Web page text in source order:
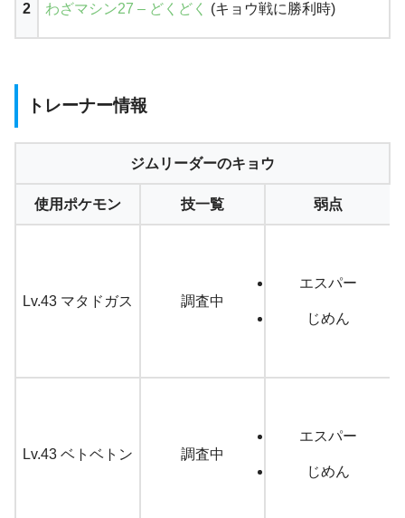
2 わざマシン27 – どくどく (キョウ戦に勝利時)
トレーナー情報
ジムリーダーのキョウ
使用ポケモン 技一覧 弱点
Lv.43 マタドガス 調査中
エスパー
じめん
Lv.43 ベトベトン 調査中
エスパー
じめん